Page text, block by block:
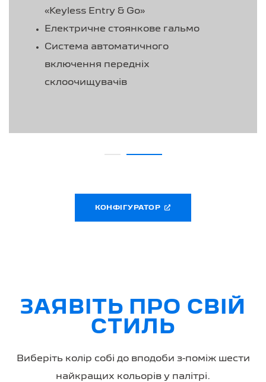
«Keyless Entry & Go»
Електричне стоянкове гальмо
Система автоматичного
включення передніх
склоочищувачів
КОНФІГУРАТОР
ЗАЯВІТЬ ПРО СВІЙ
СТИЛЬ
Виберіть колір собі до вподоби з-поміж шести
найкращих кольорів у палітрі.